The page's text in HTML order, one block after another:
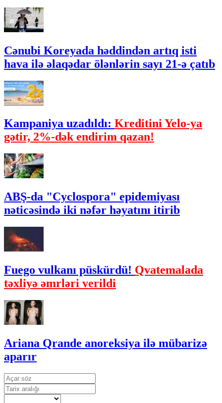
Cənubi Koreyada həddindən artıq isti
hava ilə əlaqədar ölənlərin sayı 21-ə çatıb
Kampaniya uzadıldı: Kreditini Yelo-ya
gətir, 2%-dək endirim qazan!
ABŞ-da "Cyclospora" epidemiyası
nəticəsində iki nəfər həyatını itirib
Fuego vulkanı püskürdü! Qvatemalada
təxliyə əmrləri verildi
Ariana Qrande anoreksiya ilə mübarizə
aparır